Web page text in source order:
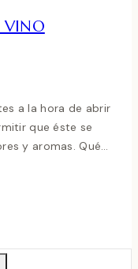
VINO
a la hora de abrir
que éste se
y aromas. Qué…